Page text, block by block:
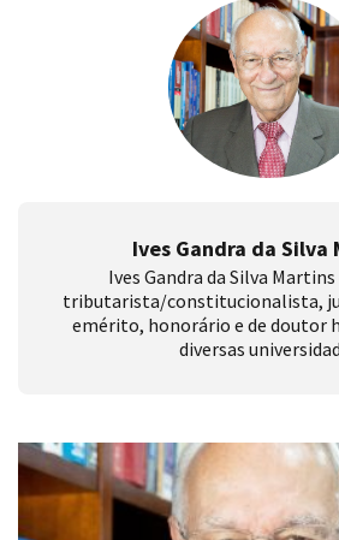
Ives Gandra da Silva
Ives Gandra da Silva
tributarista/constitucionalista,
emérito, honorário e de doutor
diversas